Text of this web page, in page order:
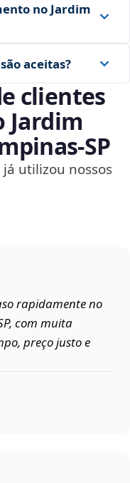
no Jardim
aceitas?
clientes
Jardim
utilizou nossos
rapidamente no
com muita
preço justo e